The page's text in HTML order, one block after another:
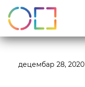
децембар 28, 2020